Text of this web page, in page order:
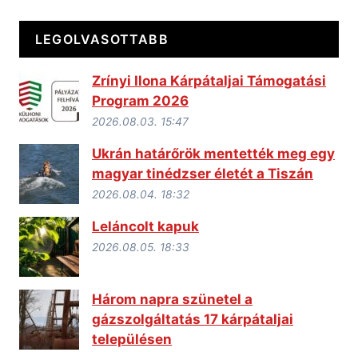
LEGOLVASOTTABB
Zrínyi Ilona Kárpátaljai Támogatási
Program 2026
2026.08.03. 15:47
Ukrán határőrök mentették meg egy
magyar tinédzser életét a Tiszán
2026.08.04. 18:32
Leláncolt kapuk
2026.08.05. 18:33
Három napra szünetel a
gázszolgáltatás 17 kárpátaljai
településen